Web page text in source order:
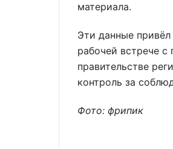
материала.
Эти данные привёл
рабочей встрече с
правительстве
контроль за
Фото: фрипик